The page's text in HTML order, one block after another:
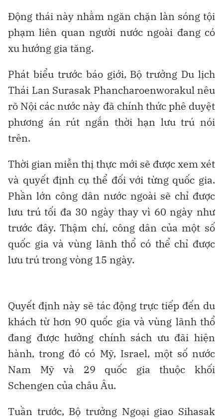
Động thái này nhằm ngăn chặn làn sóng tội
phạm liên quan người nước ngoài đang có
xu hướng gia tăng.
Phát biểu trước báo giới, Bộ trưởng Du lịch
Thái Lan Surasak Phancharoenworakul nêu
rõ Nội các nước này đã chính thức phê duyệt
phương án rút ngắn thời hạn lưu trú nói
trên.
Thời gian miễn thị thực mới sẽ được xem xét
và quyết định cụ thể đối với từng quốc gia.
Phần lớn công dân nước ngoài sẽ chỉ được
lưu trú tối đa 30 ngày thay vì 60 ngày như
trước đây. Thậm chí, công dân của một số
quốc gia và vùng lãnh thổ có thể chỉ được
lưu trú trong vòng 15 ngày.
Quyết định này sẽ tác động trực tiếp đến du
khách từ hơn 90 quốc gia và vùng lãnh thổ
đang được hưởng chính sách ưu đãi hiện
hành, trong đó có Mỹ, Israel, một số nước
Nam Mỹ và 29 quốc gia thuộc khối
Schengen của châu Âu.
Tuần trước, Bộ trưởng Ngoại giao Sihasak